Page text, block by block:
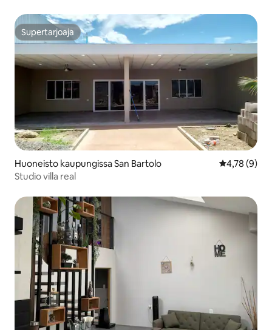
Supertarjoaja
Supertarjoaja
Huoneisto kaupungissa San Bartolo
4,78 (9)
Studio villa real